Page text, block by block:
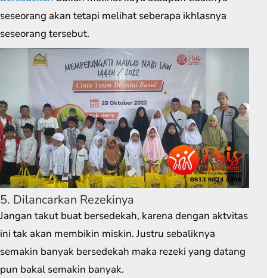
seseorang akan tetapi melihat seberapa ikhlasnya
seseorang tersebut.
5. Dilancarkan Rezekinya
Jangan takut buat bersedekah, karena dengan aktvitas
ini tak akan membikin miskin. Justru sebaliknya
semakin banyak bersedekah maka rezeki yang datang
pun bakal semakin banyak.